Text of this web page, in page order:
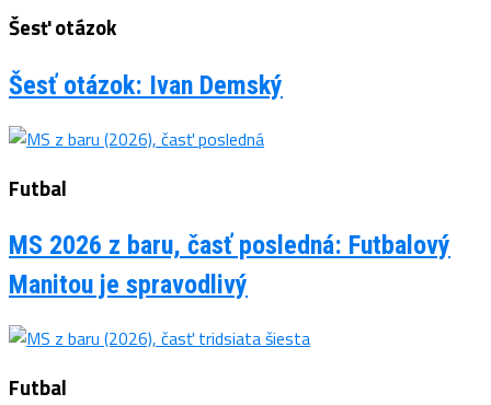
Šesť otázok
Šesť otázok: Ivan Demský
Futbal
MS 2026 z baru, časť posledná: Futbalový
Manitou je spravodlivý
Futbal